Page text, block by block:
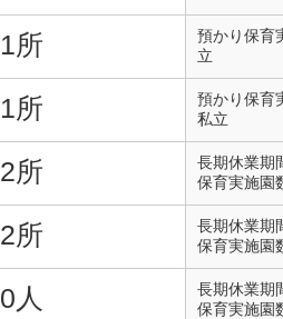
1所
預かり保育
立
1所
預かり保育
私立
2所
長期休業期
保育実施園
2所
長期休業期
保育実施園
0人
長期休業期
保育実施園